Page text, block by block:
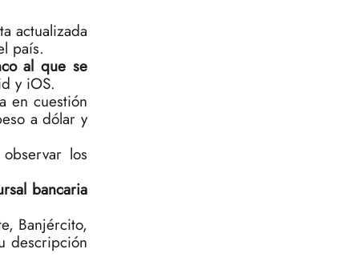
actualizada
país.
al que se
y iOS.
en cuestión
a dólar y
los
bancaria
Banjército,
descripción